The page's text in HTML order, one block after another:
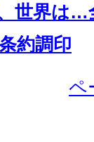
世界は…
約調印
ペ